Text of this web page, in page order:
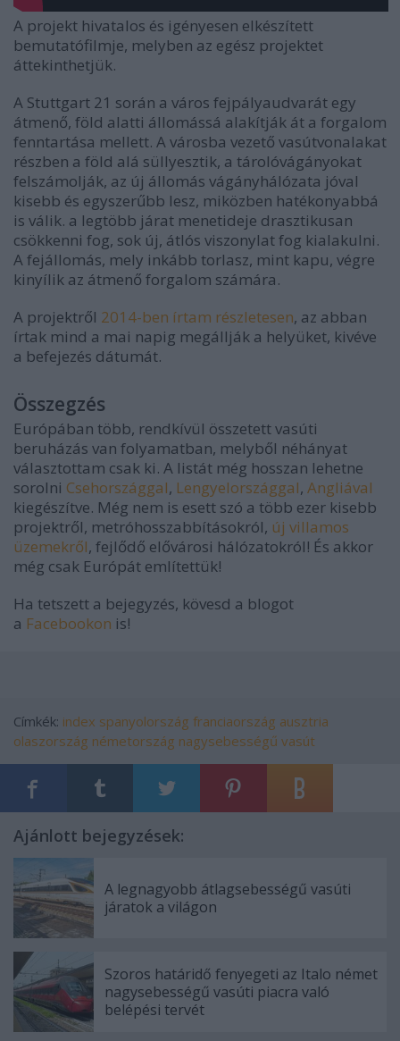
A projekt hivatalos és igényesen elkészített
bemutatófilmje, melyben az egész projektet
áttekinthetjük.
A Stuttgart 21 során a város fejpályaudvarát egy
átmenő, föld alatti állomássá alakítják át a forgalom
fenntartása mellett. A városba vezető vasútvonalakat
részben a föld alá süllyesztik, a tárolóvágányokat
felszámolják, az új állomás vágányhálózata jóval
kisebb és egyszerűbb lesz, miközben hatékonyabbá
is válik. a legtöbb járat menetideje drasztikusan
csökkenni fog, sok új, átlós viszonylat fog kialakulni.
A fejállomás, mely inkább torlasz, mint kapu, végre
kinyílik az átmenő forgalom számára.
A projektről 2014-ben írtam részletesen, az abban
írtak mind a mai napig megállják a helyüket, kivéve
a befejezés dátumát.
Összegzés
Európában több, rendkívül összetett vasúti
beruházás van folyamatban, melyből néhányat
választottam csak ki. A listát még hosszan lehetne
sorolni Csehországgal, Lengyelországgal, Angliával
kiegészítve. Még nem is esett szó a több ezer kisebb
projektről, metróhosszabbításokról, új villamos
üzemekről, fejlődő elővárosi hálózatokról! És akkor
még csak Európát említettük!
Ha tetszett a bejegyzés, kövesd a blogot
a Facebookon is!
Címkék: index spanyolország franciaország ausztria
olaszország németország nagysebességű vasút
Ajánlott bejegyzések:
A legnagyobb átlagsebességű vasúti
járatok a világon
Szoros határidő fenyegeti az Italo német
nagysebességű vasúti piacra való
belépési tervét